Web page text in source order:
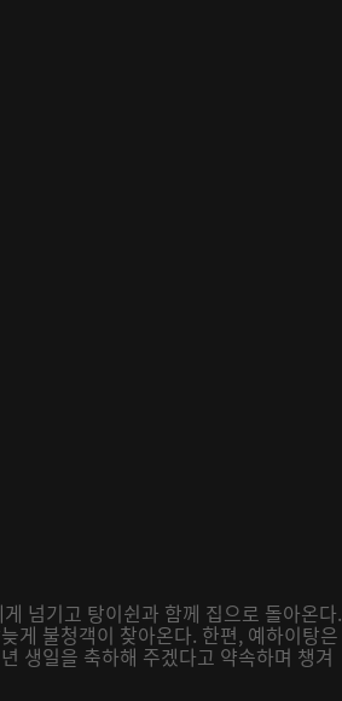
넘기고 탕이쉰과 함께 집으로 돌아온다.
게 불청객이 찾아온다. 한편, 예하이탕은
생일을 축하해 주겠다고 약속하며 챙겨